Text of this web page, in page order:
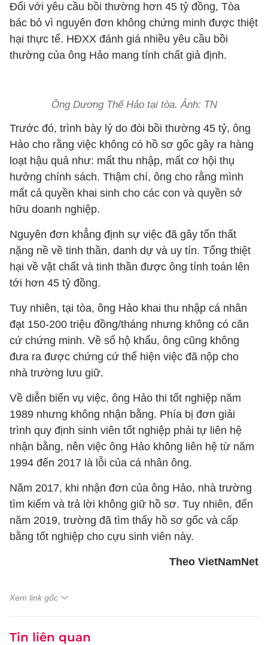
Đối với yêu cầu bồi thường hơn 45 tỷ đồng, Tòa
bác bỏ vì nguyên đơn không chứng minh được thiệt
hại thực tế. HĐXX đánh giá nhiều yêu cầu bồi
thường của ông Hảo mang tính chất giả định.
Ông Dương Thế Hảo tại tòa. Ảnh: TN
Trước đó, trình bày lý do đòi bồi thường 45 tỷ, ông
Hảo cho rằng việc không có hồ sơ gốc gây ra hàng
loạt hậu quả như: mất thu nhập, mất cơ hội thụ
hưởng chính sách. Thậm chí, ông cho rằng mình
mất cả quyền khai sinh cho các con và quyền sở
hữu doanh nghiệp.
Nguyên đơn khẳng định sự việc đã gây tổn thất
nặng nề về tinh thần, danh dự và uy tín. Tổng thiệt
hại về vật chất và tinh thần được ông tính toán lên
tới hơn 45 tỷ đồng.
Tuy nhiên, tại tòa, ông Hảo khai thu nhập cá nhân
đạt 150-200 triệu đồng/tháng nhưng không có căn
cứ chứng minh. Về sổ hộ khẩu, ông cũng không
đưa ra được chứng cứ thể hiện việc đã nộp cho
nhà trường lưu giữ.
Về diễn biến vụ việc, ông Hảo thi tốt nghiệp năm
1989 nhưng không nhận bằng. Phía bị đơn giải
trình quy định sinh viên tốt nghiệp phải tự liên hệ
nhận bằng, nên việc ông Hảo không liên hệ từ năm
1994 đến 2017 là lỗi của cá nhân ông.
Năm 2017, khi nhận đơn của ông Hảo, nhà trường
tìm kiếm và trả lời không giữ hồ sơ. Tuy nhiên, đến
năm 2019, trường đã tìm thấy hồ sơ gốc và cấp
bằng tốt nghiệp cho cựu sinh viên này.
Theo VietNamNet
Xem link gốc
Tin liên quan